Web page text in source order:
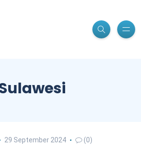
29 September 2024 (0)